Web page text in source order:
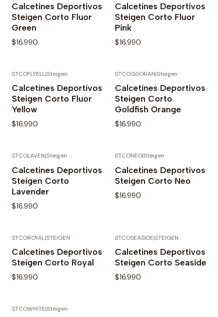
Calcetines Deportivos
Steigen Corto Fluor
Green
$16.990
Calcetines Deportivos
Steigen Corto Fluor
Pink
$16.990
STCOFLYELL|Steigen
Calcetines Deportivos
Steigen Corto Fluor
Yellow
$16.990
STCOGDORAN|Steigen
Calcetines Deportivos
Steigen Corto
Goldfish Orange
$16.990
STCOLAVEN|Steigen
Calcetines Deportivos
Steigen Corto
Lavender
$16.990
STCONEO|Steigen
Calcetines Deportivos
Steigen Corto Neo
$16.990
STCOROYAL|STEIGEN
Calcetines Deportivos
Steigen Corto Royal
$16.990
STCOSEASIDE|STEIGEN
Calcetines Deportivos
Steigen Corto Seaside
$16.990
STCOWHITE|Steigen